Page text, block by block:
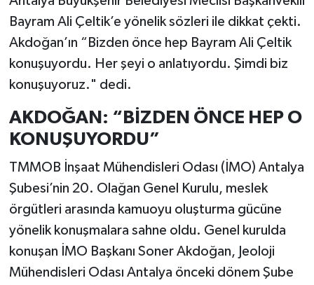
Bayram Ali Çeltik’e yönelik sözleri ile dikkat çekti.
Akdoğan’ın “Bizden önce hep Bayram Ali Çeltik
konuşuyordu. Her şeyi o anlatıyordu. Şimdi biz
konuşuyoruz." dedi.
AKDOĞAN: “BİZDEN ÖNCE HEP O
KONUŞUYORDU”
TMMOB İnşaat Mühendisleri Odası (İMO) Antalya
Şubesi’nin 20. Olağan Genel Kurulu, meslek
örgütleri arasında kamuoyu oluşturma gücüne
yönelik konuşmalara sahne oldu. Genel kurulda
konuşan İMO Başkanı Soner Akdoğan, Jeoloji
Mühendisleri Odası Antalya önceki dönem Şube